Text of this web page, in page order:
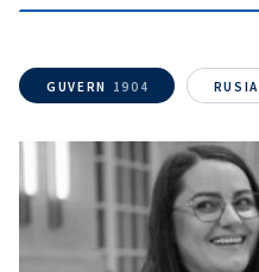
GUVERN 1904 RUSIA
Telefon
+ Telefon personal
Am citit și sunt de
acord cupolitica de